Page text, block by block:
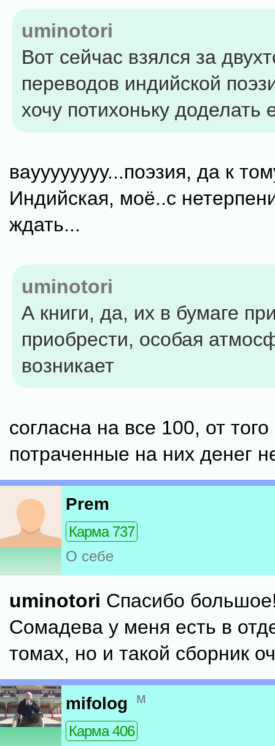
uminotori
Вот сейчас взялся за
переводов индийской
хочу потихоньку доделать
вауууууууу...поэзия, да к
Индийская, моё..с
ждать...
uminotori
А книги, да, их в бумаге
приобрести, особая
возникает
согласна на все 100, от того
потраченные на них денег
Prem
Карма 737
О себе
uminotori Спасибо
Сомадева у меня есть в
томах, но и такой сборник
mifolog м
Карма 406